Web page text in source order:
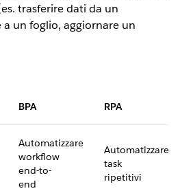
trasferire dati da un
a un foglio, aggiornare un
BPA RPA
Automatizzare
workflow
end-to-
end
Automatizzare
task
ripetitivi